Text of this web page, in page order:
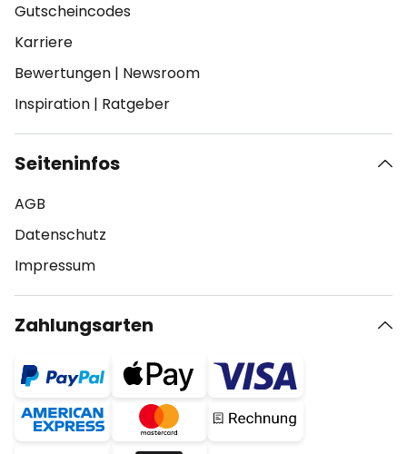
Gutscheincodes
Karriere
Bewertungen | Newsroom
Inspiration | Ratgeber
Seiteninfos
AGB
Datenschutz
Impressum
Zahlungsarten